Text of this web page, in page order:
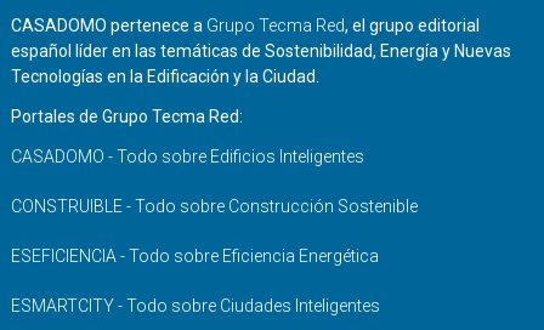
CASADOMO pertenece a Grupo Tecma Red, el grupo editorial
español líder en las temáticas de Sostenibilidad, Energía y Nuevas
Tecnologías en la Edificación y la Ciudad.
Portales de Grupo Tecma Red:
CASADOMO - Todo sobre Edificios Inteligentes
CONSTRUIBLE - Todo sobre Construcción Sostenible
ESEFICIENCIA - Todo sobre Eficiencia Energética
ESMARTCITY - Todo sobre Ciudades Inteligentes